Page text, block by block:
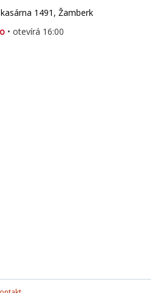
1491, Žamberk
• otevírá 16:00